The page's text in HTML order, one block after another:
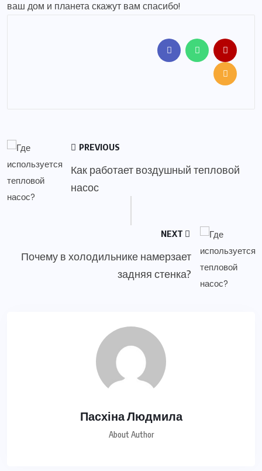
ваш дом и планета скажут вам спасибо!
PREVIOUS
Как работает воздушный тепловой
насос
NEXT
Почему в холодильнике намерзает
задняя стенка?
Пасхіна Людмила
About Author